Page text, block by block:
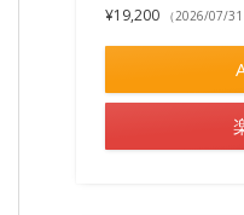
¥19,200
（2026/07/